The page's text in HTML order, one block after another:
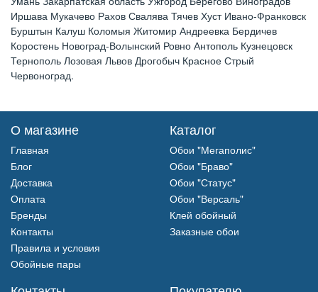
Иршава Мукачево Рахов Свалява Тячев Хуст Ивано-Франковск
Бурштын Калуш Коломыя Житомир Андреевка Бердичев
Коростень Новоград-Волынский Ровно Антополь Кузнецовск
Тернополь Лозовая Львов Дрогобыч Красное Стрый
Червоноград.
О магазине
Главная
Блог
Доставка
Оплата
Бренды
Контакты
Правила и условия
Обойные пары
Каталог
Обои "Мегаполис"
Обои "Браво"
Обои "Статус"
Обои "Версаль"
Клей обойный
Заказные обои